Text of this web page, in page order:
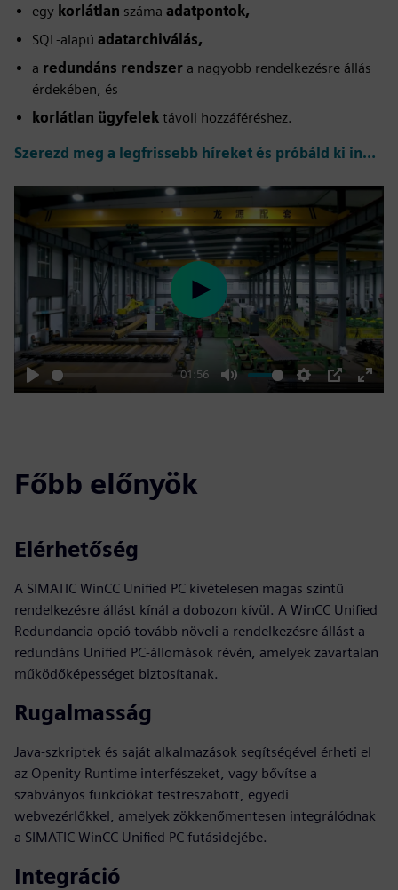
egy korlátlan száma adatpontok,
SQL-alapú adatarchiválás,
a redundáns rendszer a nagyobb rendelkezésre állás
érdekében, és
korlátlan ügyfelek távoli hozzáféréshez.
Szerezd meg a legfrissebb híreket és próbáld ki ingyen >
Play
01:56
Mute Settings
PIP
Enter
Play
Főbb előnyök
Elérhetőség
A SIMATIC WinCC Unified PC kivételesen magas szintű
rendelkezésre állást kínál a dobozon kívül. A WinCC Unified
Redundancia opció tovább növeli a rendelkezésre állást a
redundáns Unified PC-állomások révén, amelyek zavartalan
működőképességet biztosítanak.
Rugalmasság
Java-szkriptek és saját alkalmazások segítségével érheti el
az Openity Runtime interfészeket, vagy bővítse a
szabványos funkciókat testreszabott, egyedi
webvezérlőkkel, amelyek zökkenőmentesen integrálódnak
a SIMATIC WinCC Unified PC futásidejébe.
Integráció